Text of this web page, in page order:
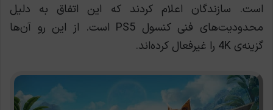
است. سازندگان اعلام کردند که این اتفاق به دلیل
محدودیت‌های فنی کنسول PS5 است. از این رو آن‌ها
گزینه‌ی 4K را غیرفعال کرده‌اند.